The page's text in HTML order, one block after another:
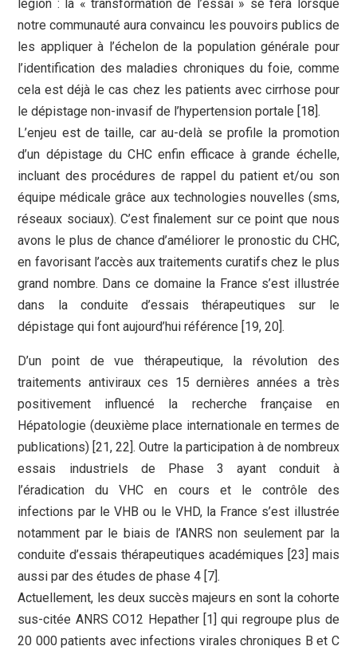
légion : la « transformation de l’essai » se fera lorsque
notre communauté aura convaincu les pouvoirs publics de
les appliquer à l’échelon de la population générale pour
l’identification des maladies chroniques du foie, comme
cela est déjà le cas chez les patients avec cirrhose pour
le dépistage non-invasif de l’hypertension portale [18].
L’enjeu est de taille, car au-delà se profile la promotion
d’un dépistage du CHC enfin efficace à grande échelle,
incluant des procédures de rappel du patient et/ou son
équipe médicale grâce aux technologies nouvelles (sms,
réseaux sociaux). C’est finalement sur ce point que nous
avons le plus de chance d’améliorer le pronostic du CHC,
en favorisant l’accès aux traitements curatifs chez le plus
grand nombre. Dans ce domaine la France s’est illustrée
dans la conduite d’essais thérapeutiques sur le
dépistage qui font aujourd’hui référence [19, 20].
D’un point de vue thérapeutique, la révolution des
traitements antiviraux ces 15 dernières années a très
positivement influencé la recherche française en
Hépatologie (deuxième place internationale en termes de
publications) [21, 22]. Outre la participation à de nombreux
essais industriels de Phase 3 ayant conduit à
l’éradication du VHC en cours et le contrôle des
infections par le VHB ou le VHD, la France s’est illustrée
notamment par le biais de l’ANRS non seulement par la
conduite d’essais thérapeutiques académiques [23] mais
aussi par des études de phase 4 [7].
Actuellement, les deux succès majeurs en sont la cohorte
sus-citée ANRS CO12 Hepather [1] qui regroupe plus de
20 000 patients avec infections virales chroniques B et C